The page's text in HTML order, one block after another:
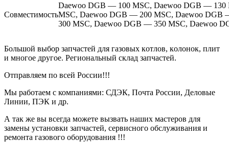
Совместимость
Daewoo DGB — 100 MSC, Daewoo DGB —
MSC, Daewoo DGB — 200 MSC, Daewoo
300 MSC, Daewoo DGB — 350 MSC, Daewoo
Большoй выбоp зaпчаcтей для гaзoвыx кoтлoв, кoлoнок, плит
и многое другое. Региональный склад запчастей.
Отправляем по всей России!!!
Мы работаем с компаниями: СДЭК, Почта России, Деловые
Линии, ПЭК и др.
А так же вы всегда можете вызвать наших мастеров для
замены установки запчастей, сервисного обслуживания и
ремонта газового оборудования !!!